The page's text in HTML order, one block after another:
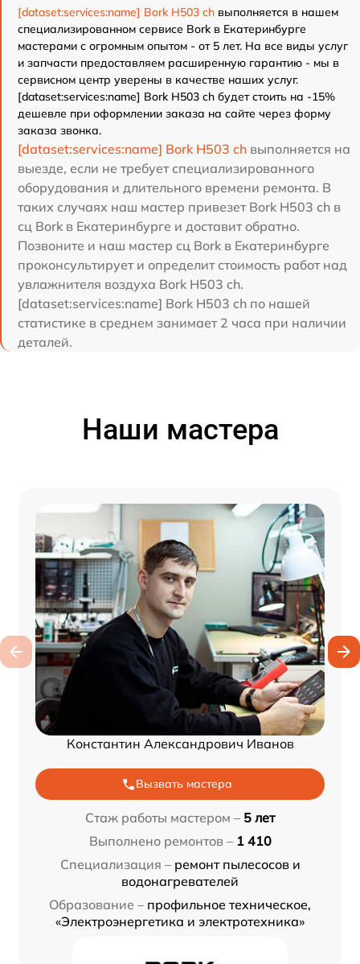
[dataset:services:name] Bork H503 ch выполняется в нашем
специализированном сервисе Bork в Екатеринбурге
мастерами с огромным опытом - от 5 лет. На все виды услуг
и запчасти предоставляем расширенную гарантию - мы в
сервисном центр уверены в качестве наших услуг.
[dataset:services:name] Bork H503 ch будет стоить на -15%
дешевле при оформлении заказа на сайте через форму
заказа звонка.
[dataset:services:name] Bork H503 ch выполняется на
выезде, если не требует специализированного
оборудования и длительного времени ремонта. В
таких случаях наш мастер привезет Bork H503 ch в
сц Bork в Екатеринбурге и доставит обратно.
Позвоните и наш мастер сц Bork в Екатеринбурге
проконсультирует и определит стоимость работ над
увлажнителя воздуха Bork H503 ch.
[dataset:services:name] Bork H503 ch по нашей
статистике в среднем занимает 2 часа при наличии
деталей.
Наши мастера
Константин Александрович Иванов
Вызвать мастера
Стаж работы мастером – 5 лет
Выполнено ремонтов – 1 410
Специализация – ремонт пылесосов и
водонагревателей
Образование – профильное техническое,
«Электроэнергетика и электротехника»